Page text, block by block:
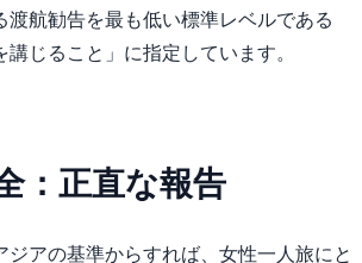
渡航勧告を最も低い標準レベルである
講じること」に指定しています。
：正直な報告
ジアの基準からすれば、女性一人旅にと